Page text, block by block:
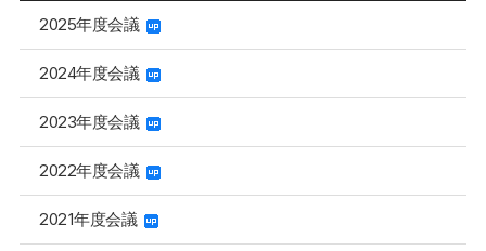
2025年度会議
2024年度会議
2023年度会議
2022年度会議
2021年度会議